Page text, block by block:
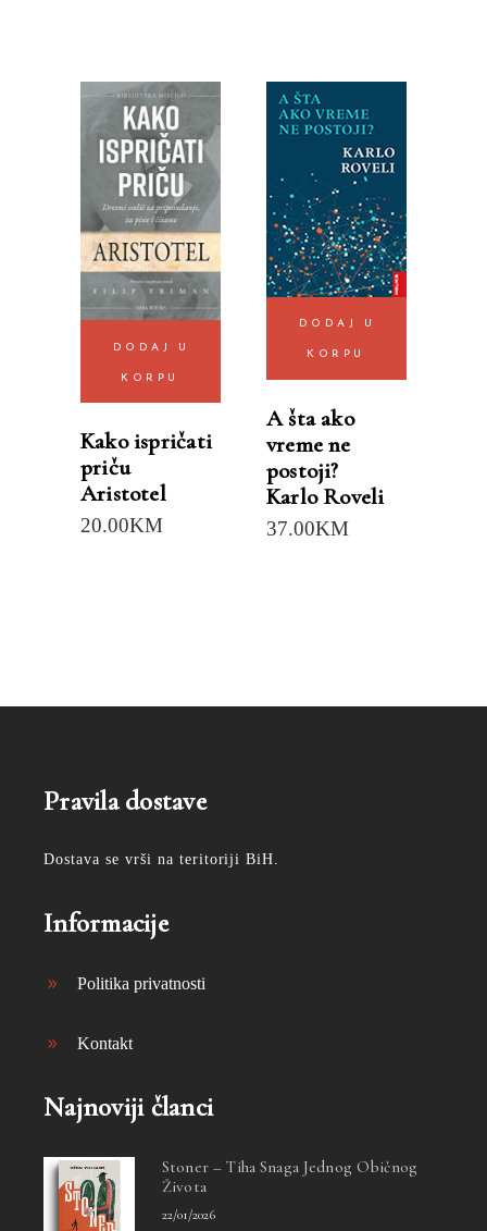
DODAJ U
KORPU
Kako ispričati
priču
Aristotel
20.00KM
DODAJ U
KORPU
A šta ako
vreme ne
postoji?
Karlo Roveli
37.00KM
Pravila dostave
Dostava se vrši na teritoriji BiH.
Informacije
Politika privatnosti
Kontakt
Najnoviji članci
Stoner – Tiha Snaga Jednog Običnog
Života
22/01/2026